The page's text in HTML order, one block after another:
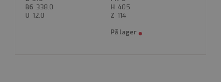
338.0
405
12.0
114
Ugradert
Strengt nødvendige informasjonskapsler tillater
kjernefunksjoner på nettstedet, som